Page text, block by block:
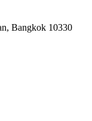
Bangkok 10330